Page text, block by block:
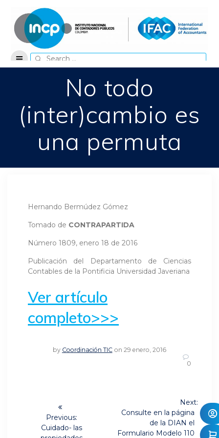
content
Search
for:
No todo
(inter)cambio es
una permuta
Hernando Bermúdez Gómez
Tomado de CONTRAPARTIDA
Número 1809, enero 18 de 2016
Publicación del Departamento de Ciencias
Contables de la Pontificia Universidad Javeriana
Ver artículo
completo>>>
by Coordinación TIC on 29 enero, 2016
0
Previous:
PreviousCuidado- las
Next:
Next
Consulte en la página
de la DIAN el
Formulario Modelo 110